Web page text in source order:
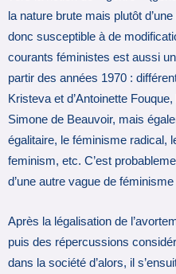
la nature brute mais plutôt
donc susceptible à de
courants féministes est aussi
partir des années 1970 :
Kristeva et d’Antoinette
Simone de Beauvoir, mais
égalitaire, le féminisme radical,
feminism, etc. C’est
d’une autre vague de
Après la légalisation de
puis des répercussions
dans la société d’alors, il